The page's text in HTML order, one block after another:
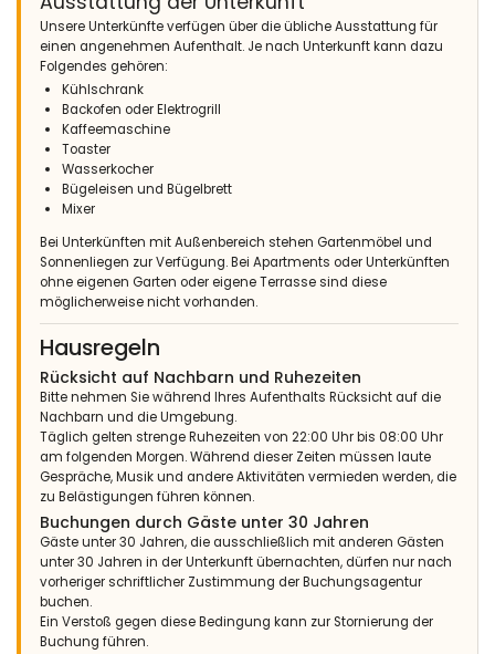
Unsere Unterkünfte verfügen über die übliche Ausstattung für
einen angenehmen Aufenthalt. Je nach Unterkunft kann dazu
Folgendes gehören:
Kühlschrank
Backofen oder Elektrogrill
Kaffeemaschine
Toaster
Wasserkocher
Bügeleisen und Bügelbrett
Mixer
Bei Unterkünften mit Außenbereich stehen Gartenmöbel und
Sonnenliegen zur Verfügung. Bei Apartments oder Unterkünften
ohne eigenen Garten oder eigene Terrasse sind diese
möglicherweise nicht vorhanden.
Hausregeln
Rücksicht auf Nachbarn und Ruhezeiten
Bitte nehmen Sie während Ihres Aufenthalts Rücksicht auf die
Nachbarn und die Umgebung.
Täglich gelten strenge Ruhezeiten von 22:00 Uhr bis 08:00 Uhr
am folgenden Morgen. Während dieser Zeiten müssen laute
Gespräche, Musik und andere Aktivitäten vermieden werden, die
zu Belästigungen führen können.
Buchungen durch Gäste unter 30 Jahren
Gäste unter 30 Jahren, die ausschließlich mit anderen Gästen
unter 30 Jahren in der Unterkunft übernachten, dürfen nur nach
vorheriger schriftlicher Zustimmung der Buchungsagentur
buchen.
Ein Verstoß gegen diese Bedingung kann zur Stornierung der
Buchung führen.